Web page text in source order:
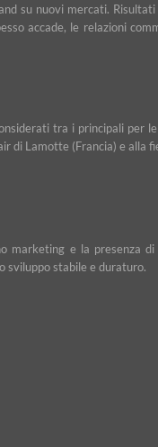
su nuovi mercati.
accade, le relazioni
tra i principali per
di Lamotte (Francia) e alla
marketing e la presenza
sviluppo stabile e duraturo.